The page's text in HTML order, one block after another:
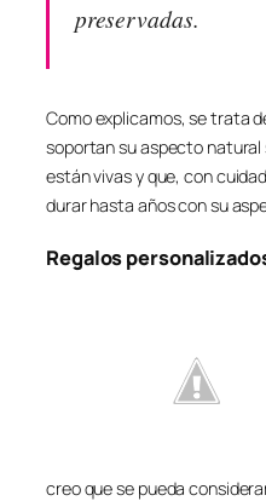
preservadas.
Como explicamos, se trata
soportan su aspecto
están vivas y que, con
durar hasta años con su
Regalos
creo que se pueda